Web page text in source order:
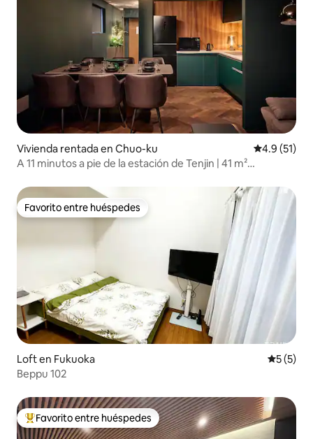
Vivienda rentada en Chuo-ku Calificación
4.9 (51)
A 11 minutos a pie de la estación de Tenjin | 41 m²
piso | Madera y blanco de alta calidad.
Favorito entre huéspedes
Favorito entre huéspedes
Loft en Fukuoka
5 (5)
Beppu 102
De los mejores en Favorito entre huéspedes
Favorito entre huéspedes